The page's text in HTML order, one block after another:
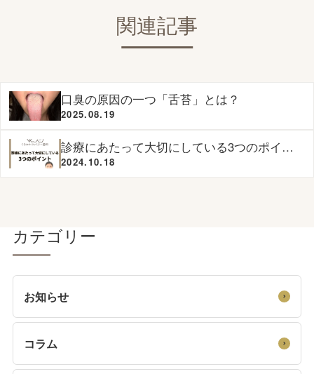
関連記事
口臭の原因の一つ「舌苔」とは？
2025.08.19
診療にあたって大切にしている3つのポイン
ト
2024.10.18
カテゴリー
お知らせ
コラム